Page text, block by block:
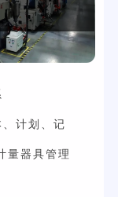
计划、记
量器具管理